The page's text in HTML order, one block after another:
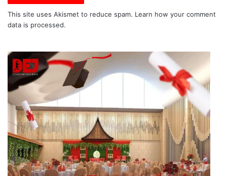
This site uses Akismet to reduce spam. Learn how your comment
data is processed.